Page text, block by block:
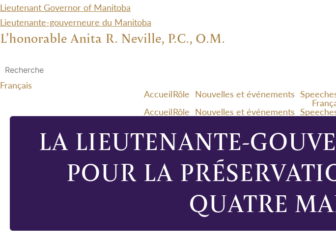
Lieutenant Governor of Manitoba
Lieutenante-gouverneure du Manitoba
L’honorable Anita R. Neville, P.C., O.M.
Français
AccueilRôle Nouvelles et événements
AccueilRôle Nouvelles et événements
LA LIEUTENANTE-
POUR LA
QUATRE